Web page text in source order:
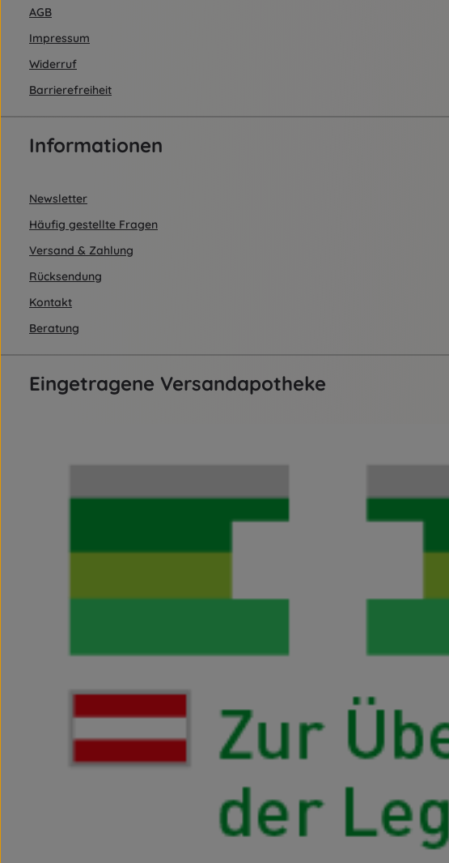
AGB
Impressum
Widerruf
Barrierefreiheit
Informationen
Newsletter
Häufig gestellte Fragen
Versand & Zahlung
Rücksendung
Kontakt
Beratung
Eingetragene Versandapotheke